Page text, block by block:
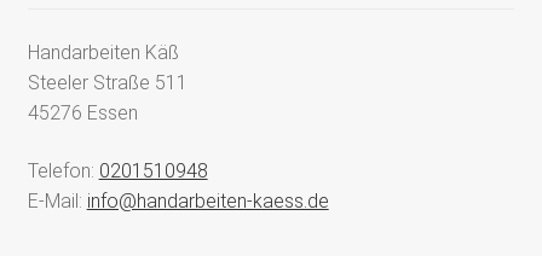
Handarbeiten Käß
Steeler Straße 511
45276 Essen
Telefon: 0201510948
E-Mail: info@handarbeiten-kaess.de